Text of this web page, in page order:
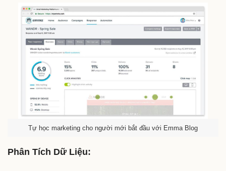
Tự học marketing cho người mới bắt đầu với Emma Blog
Phân Tích Dữ Liệu: